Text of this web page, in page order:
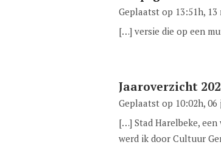
Geplaatst op 13:51h, 13
[…] versie die op een
Jaaroverzicht
Geplaatst op 10:02h, 06
[…] Stad Harelbeke,
werd ik door Cultuur